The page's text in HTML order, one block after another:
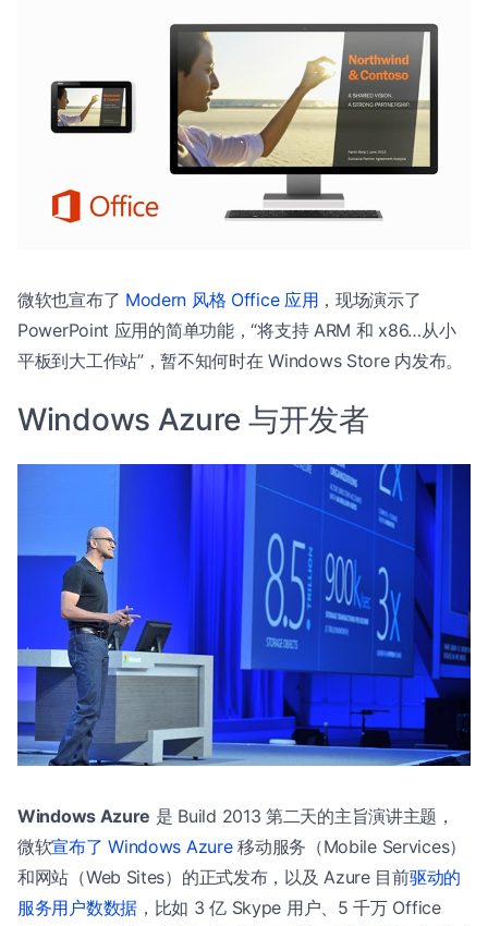
微软也宣布了 Modern 风格 Office 应用 ，现场演示了
PowerPoint 应用的简单功能，“将支持 ARM 和 x86…从小
平板到大工作站”，暂不知何时在 Windows Store 内发布。
Windows Azure 与开发者
Windows Azure 是 Build 2013 第二天的主旨演讲主题，
微软宣布了 Windows Azure移动服务（Mobile Services）
和网站（Web Sites）的正式发布，以及 Azure 目前驱动的
服务用户数数据，比如 3 亿 Skype 用户、5 千万 Office